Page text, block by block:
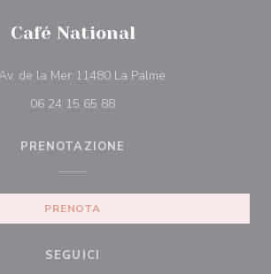
Café National
de la Mer 11480 La Palme((apre una nuova
06 24 15 65 88
PRENOTAZIONE
PRENOTA
SEGUICI